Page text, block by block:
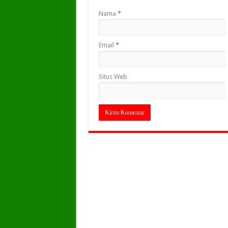
Nama *
Email *
Situs Web